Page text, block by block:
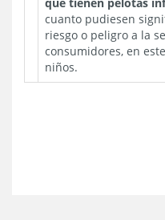
cuanto pudiesen
riesgo o peligro a la
consumidores, en
niños.